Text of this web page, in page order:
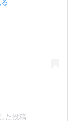
た投稿